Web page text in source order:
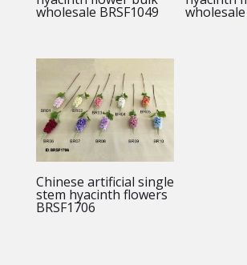
wholesale BRSF1049 wholesale
Chinese artificial single
stem hyacinth flowers
BRSF1706